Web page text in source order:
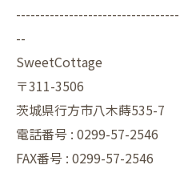
--
SweetCottage
〒311-3506
茨城県行方市八木蒔535-7
電話番号 : 0299-57-2546
FAX番号 : 0299-57-2546